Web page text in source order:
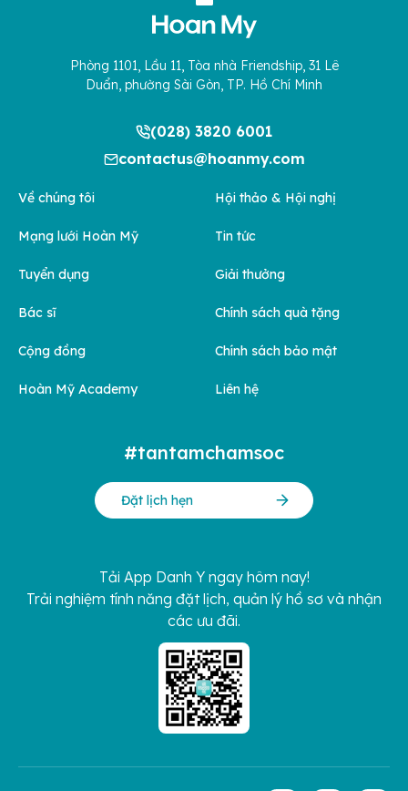
Phòng 1101, Lầu 11, Tòa nhà Friendship, 31 Lê
Duẩn, phường Sài Gòn, TP. Hồ Chí Minh
(028) 3820 6001
contactus@hoanmy.com
Về chúng tôi
Mạng lưới Hoàn Mỹ
Tuyển dụng
Bác sĩ
Cộng đồng
Hoàn Mỹ Academy
Hội thảo & Hội nghị
Tin tức
Giải thưởng
Chính sách quà tặng
Chính sách bảo mật
Liên hệ
#tantamchamsoc
Đặt lịch hẹn
Tải App Danh Y ngay hôm nay!
Trải nghiệm tính năng đặt lịch, quản lý hồ sơ và nhận
các ưu đãi.